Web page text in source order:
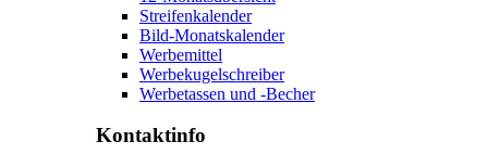
Streifenkalender
Bild-Monatskalender
Werbemittel
Werbekugelschreiber
Werbetassen und -Becher
Kontaktinfo